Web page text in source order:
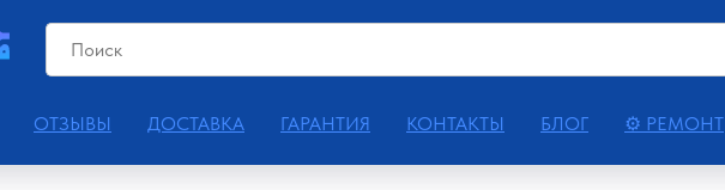
ОТЗЫВЫ ДОСТАВКА ГАРАНТИЯ КОНТАКТЫ БЛОГ ⚙ РЕМОНТ